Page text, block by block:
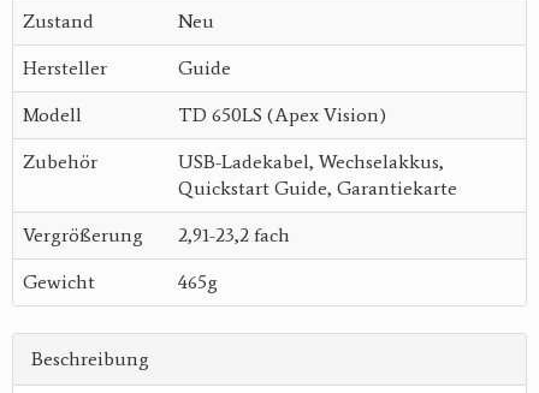
Zustand Neu
Hersteller Guide
Modell TD 650LS (Apex Vision)
Zubehör
USB-Ladekabel, Wechselakkus,
Quickstart Guide, Garantiekarte
Vergrößerung 2,91-23,2 fach
Gewicht 465g
Beschreibung